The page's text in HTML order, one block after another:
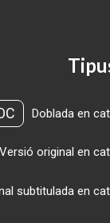
Doblada en
Versió original en
subtitulada en